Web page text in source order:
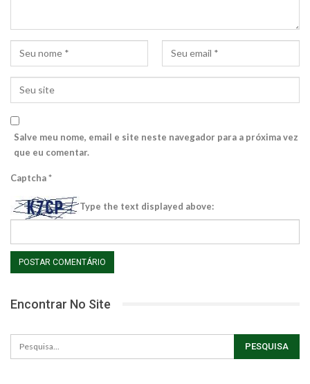
Salve meu nome, email e site neste navegador para a próxima vez
que eu comentar.
Captcha*
Type the text displayed above:
Encontrar No Site